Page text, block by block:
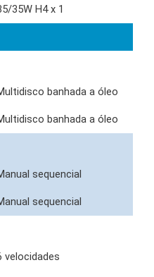
35W H4 x 1
banhada a óleo
banhada a óleo
sequencial
sequencial
velocidades